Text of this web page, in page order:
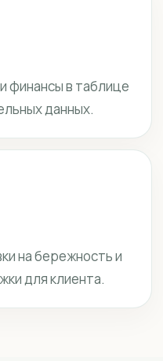
финансы в таблице
данных.
на бережность и
для клиента.